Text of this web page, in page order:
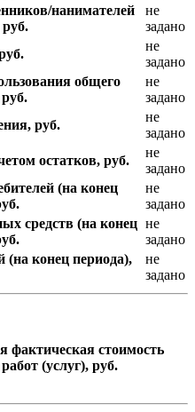
нанимателей
не
задано
не
задано
общего
не
задано
руб.
не
задано
остатков, руб.
не
задано
(на конец
не
задано
средств (на конец не
задано
(на конец периода),
не
задано
фактическая стоимость
работ (услуг), руб.